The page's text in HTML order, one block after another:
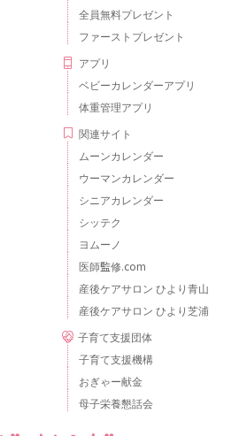
全員無料プレゼント
ファーストプレゼント
アプリ
ベビーカレンダーアプリ
体重管理アプリ
関連サイト
ムーンカレンダー
ウーマンカレンダー
シニアカレンダー
シッテク
ヨムーノ
医師監修.com
産後ケアサロン ひより青山
産後ケアサロン ひより芝浦
子育て支援団体
子育て支援機構
おぎゃー献金
母子栄養懇話会